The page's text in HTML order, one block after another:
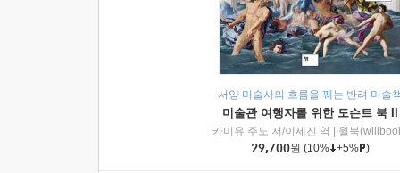
서양 미술사의 흐름을 꿰는 반려 미술
미술관 여행자를 위한 도슨트 북 II
카미유 주노 저/이세진 역
윌북
29,700원 (10% +5% )